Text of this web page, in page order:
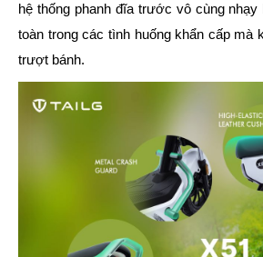
hệ thống phanh đĩa trước vô cùng nhạy
toàn trong các tình huống khẩn cấp mà
trượt bánh.